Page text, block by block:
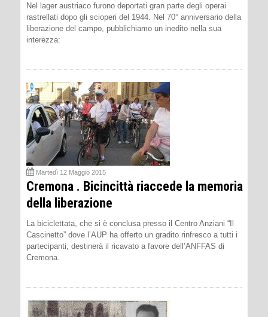
Nel lager austriaco furono deportati gran parte degli operai
rastrellati dopo gli scioperi del 1944. Nel 70° anniversario della
liberazione del campo, pubblichiamo un inedito nella sua
interezza:
Martedì 12 Maggio 2015
Cremona . Bicincittà riaccede la memoria
della liberazione
La biciclettata, che si è conclusa presso il Centro Anziani “Il
Cascinetto” dove l’AUP ha offerto un gradito rinfresco a tutti i
partecipanti, destinerà il ricavato a favore dell’ANFFAS di
Cremona.